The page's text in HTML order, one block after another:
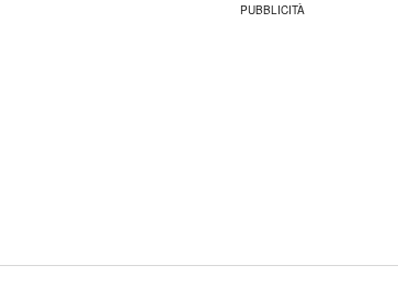
PUBBLICITÀ